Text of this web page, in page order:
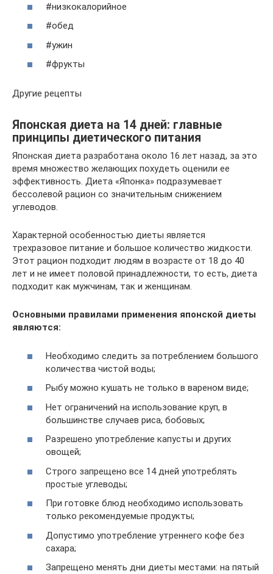
#низкокалорийное
#обед
#ужин
#фрукты
Другие рецепты
Японская диета на 14 дней: главные
принципы диетического питания
Японская диета разработана около 16 лет назад, за это
время множество желающих похудеть оценили ее
эффективность. Диета «Японка» подразумевает
бессолевой рацион со значительным снижением
углеводов.
Характерной особенностью диеты является
трехразовое питание и большое количество жидкости.
Этот рацион подходит людям в возрасте от 18 до 40
лет и не имеет половой принадлежности, то есть, диета
подходит как мужчинам, так и женщинам.
Основными правилами применения японской диеты
являются:
Необходимо следить за потреблением большого
количества чистой воды;
Рыбу можно кушать не только в вареном виде;
Нет ограничений на использование круп, в
большинстве случаев риса, бобовых;
Разрешено употребление капусты и других
овощей;
Строго запрещено все 14 дней употреблять
простые углеводы;
При готовке блюд необходимо использовать
только рекомендуемые продукты;
Допустимо употребление утреннего кофе без
сахара;
Запрещено менять дни диеты местами: на пятый